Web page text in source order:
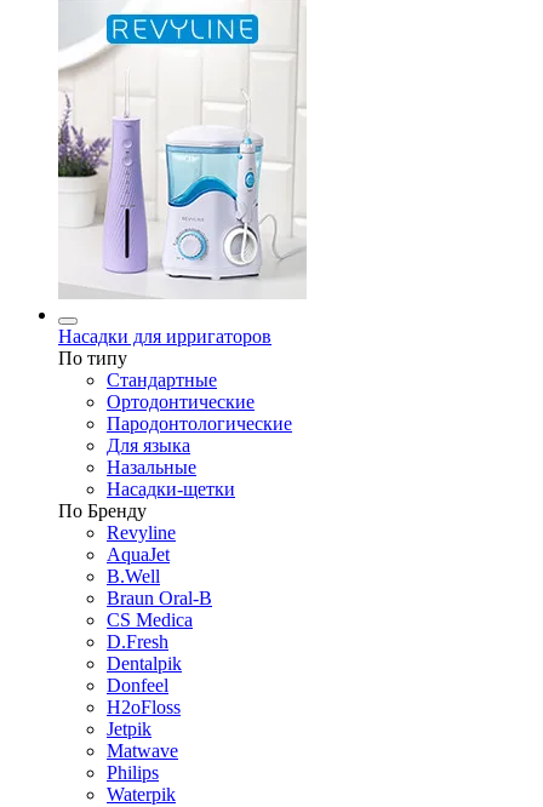
Насадки для ирригаторов
По типу
Стандартные
Ортодонтические
Пародонтологические
Для языка
Назальные
Насадки-щетки
По Бренду
Revyline
AquaJet
B.Well
Braun Oral-B
CS Medica
D.Fresh
Dentalpik
Donfeel
H2oFloss
Jetpik
Matwave
Philips
Waterpik